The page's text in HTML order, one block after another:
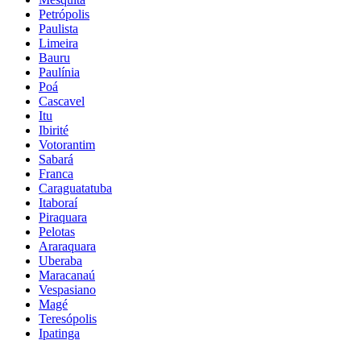
Petrópolis
Paulista
Limeira
Bauru
Paulínia
Poá
Cascavel
Itu
Ibirité
Votorantim
Sabará
Franca
Caraguatatuba
Itaboraí
Piraquara
Pelotas
Araraquara
Uberaba
Maracanaú
Vespasiano
Magé
Teresópolis
Ipatinga